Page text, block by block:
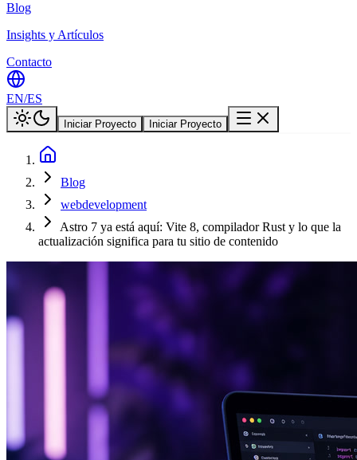
Blog
Insights y Artículos
Contacto
EN/ES
Iniciar Proyecto Iniciar Proyecto
Blog
webdevelopment
Astro 7 ya está aquí: Vite 8, compilador Rust y lo que la
actualización significa para tu sitio de contenido